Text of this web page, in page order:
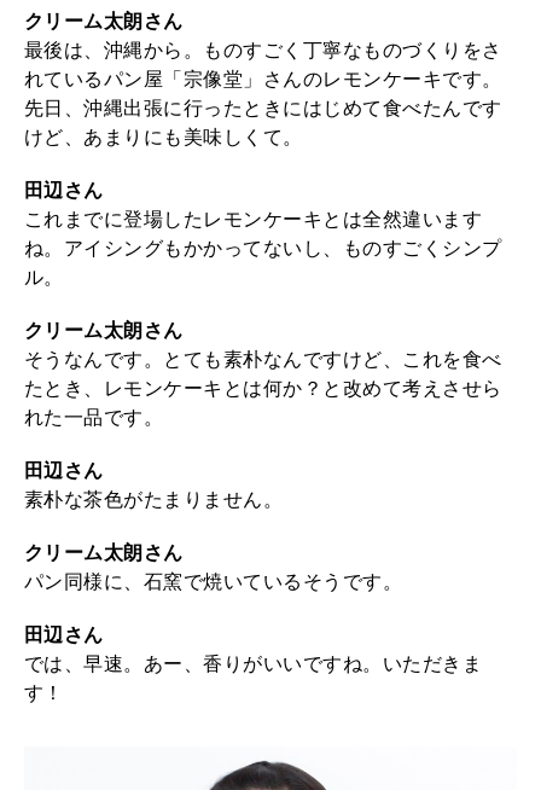
クリーム太朗さん
最後は、沖縄から。ものすごく丁寧なものづくりをさ
れているパン屋「宗像堂」さんのレモンケーキです。
先日、沖縄出張に行ったときにはじめて食べたんです
けど、あまりにも美味しくて。
田辺さん
これまでに登場したレモンケーキとは全然違います
ね。アイシングもかかってないし、ものすごくシンプ
ル。
クリーム太朗さん
そうなんです。とても素朴なんですけど、これを食べ
たとき、レモンケーキとは何か？と改めて考えさせら
れた一品です。
田辺さん
素朴な茶色がたまりません。
クリーム太朗さん
パン同様に、石窯で焼いているそうです。
田辺さん
では、早速。あー、香りがいいですね。いただきま
す！